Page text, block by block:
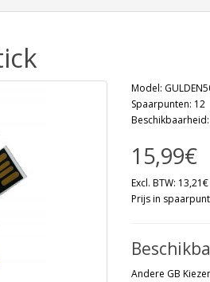
Model:
Spaarpunten: 12
15,99€
Excl. BTW: 13,21€
Prijs in
Andere GB